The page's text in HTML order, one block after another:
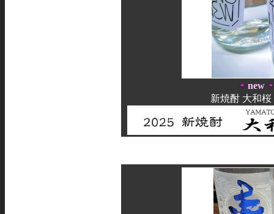
new
新焼酎 大和桜